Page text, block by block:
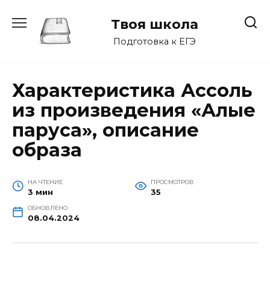
содержанию
Твоя школа
Подготовка к ЕГЭ
Характеристика Ассоль
из произведения «Алые
паруса», описание
образа
НА ЧТЕНИЕ
3 мин
ПРОСМОТРОВ
35
ОБНОВЛЕНО
08.04.2024